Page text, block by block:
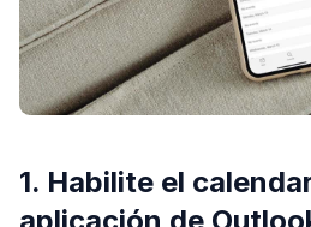
1. Habilite el